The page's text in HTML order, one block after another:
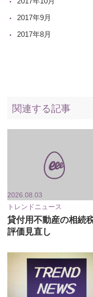
2017年9月
2017年8月
関連する記事
2026.08.03
トレンドニュース
貸付用不動産の相続
評価見直し